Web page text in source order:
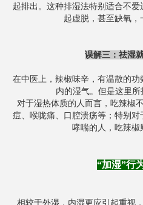
起排出。这种排湿法特别适合不爱
起虚脱，甚至缺氧，
误解三：祛湿
在中医上，辣椒味辛，有温散的
内的湿气。但是这里所
对于湿热体质的人而言，吃辣椒
痘、喉咙痛、口腔溃疡等；特别
哮喘的人，吃辣椒
“加湿”行
相较于外湿，内湿更应引起重视